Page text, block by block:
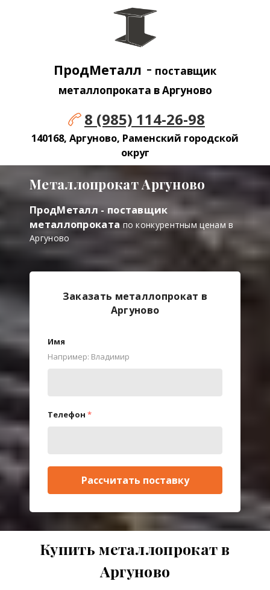
ПродМеталл - поставщик
металлопроката в Аргуново
8 (985) 114-26-98
140168, Аргуново, Раменский городской
округ
Металлопрокат Аргуново
ПродМеталл - поставщик
металлопроката по конкурентным ценам в
Аргуново
Заказать металлопрокат в
Аргуново
Имя
Например: Владимир
Телефон *
Рассчитать поставку
Купить металлопрокат в
Аргуново